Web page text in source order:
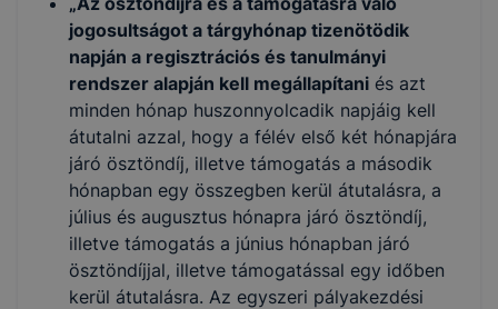
jogosultságot a tárgyhónap tizenötödik
napján a regisztrációs és tanulmányi
rendszer alapján kell megállapítani és azt
minden hónap huszonnyolcadik napjáig kell
átutalni azzal, hogy a félév első két hónapjára
járó ösztöndíj, illetve támogatás a második
hónapban egy összegben kerül átutalásra, a
július és augusztus hónapra járó ösztöndíj,
illetve támogatás a június hónapban járó
ösztöndíjjal, illetve támogatással egy időben
kerül átutalásra. Az egyszeri pályakezdési